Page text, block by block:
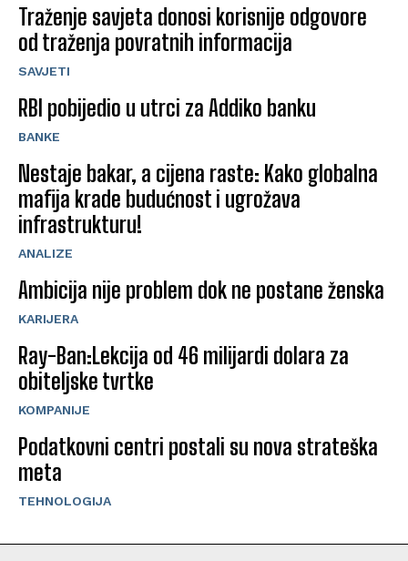
Traženje savjeta donosi korisnije odgovore
od traženja povratnih informacija
SAVJETI
RBI pobijedio u utrci za Addiko banku
BANKE
Nestaje bakar, a cijena raste: Kako globalna
mafija krade budućnost i ugrožava
infrastrukturu!
ANALIZE
Ambicija nije problem dok ne postane ženska
KARIJERA
Ray-Ban:Lekcija od 46 milijardi dolara za
obiteljske tvrtke
KOMPANIJE
Podatkovni centri postali su nova strateška
meta
TEHNOLOGIJA